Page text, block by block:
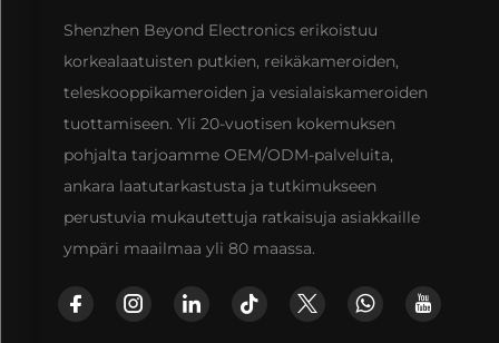
Shenzhen Beyond Electronics erikoistuu
korkealaatuisten putkien, reikäkameroiden,
teleskooppikameroiden ja vesialaiskameroiden
tuottamiseen. Yli 20-vuotisen kokemuksen
pohjalta tarjoamme OEM/ODM-palveluita,
ankara laatutarkastusta ja tutkimukseen
perustuvia mukautettuja ratkaisuja asiakkaille
ympäri maailmaa yli 80 maassa.